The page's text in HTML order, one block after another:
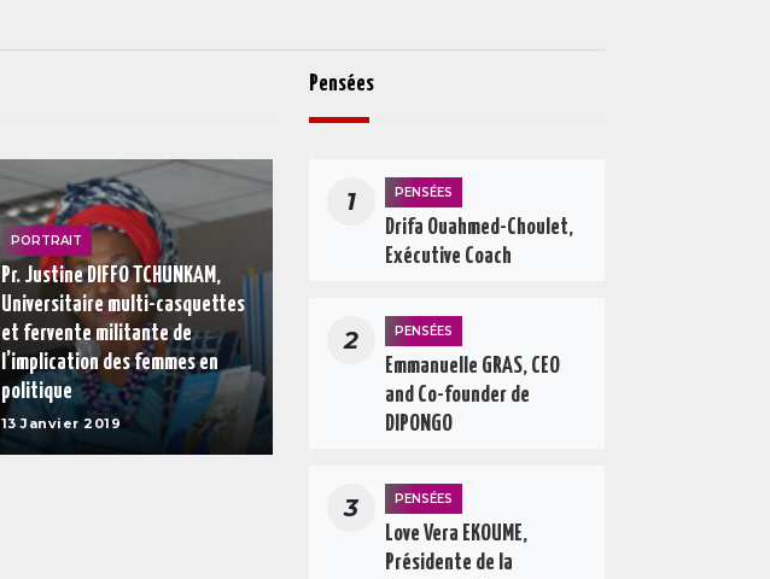
PORTRAIT
Pr. Justine DIFFO TCHUNKAM,
Universitaire multi-casquettes
et fervente militante de
l’implication des femmes en
politique
13 Janvier 2019
Pensées
1 PENSÉES
Drifa Ouahmed-Choulet,
Exécutive Coach
2 PENSÉES
Emmanuelle GRAS, CEO
and Co-founder de
DIPONGO
3 PENSÉES
Love Vera EKOUME,
Présidente de la